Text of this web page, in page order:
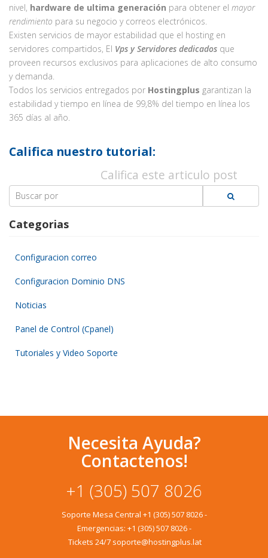
nivel, hardware de ultima generación para obtener el mayor
rendimiento para su negocio y correos electrónicos.
Existen servicios de mayor estabilidad que el hosting en
servidores compartidos, El Vps y Servidores dedicados que
proveen recursos exclusivos para aplicaciones de alto consumo
y demanda.
Todos los servicios entregados por Hostingplus garantizan la
estabilidad y tiempo en línea de 99,8% del tiempo en línea los
365 días al año.
Califica nuestro tutorial:
Califica este articulo post
Search
for:
Categorias
Configuracion correo
Configuracion Dominio DNS
Noticias
Panel de Control (Cpanel)
Tutoriales y Video Soporte
Necesita Ayuda?
Contactenos!
+1 (305) 507 8026
Soporte Mesa Central +1 (305) 507 8026-
Emergencias: +1 (305) 507 8026-
Tickets 24/7 soporte@hostingplus.lat